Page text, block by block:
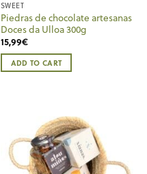
SWEET
Piedras de chocolate artesanas
Doces da Ulloa 300g
15,99€
ADD TO CART